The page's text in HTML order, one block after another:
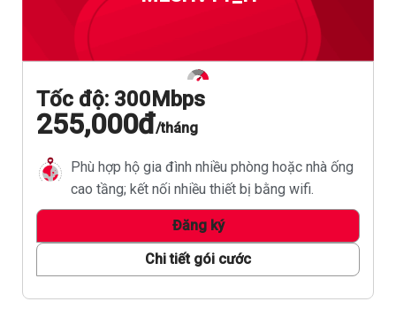
Tốc độ: 300Mbps
210,000đ/tháng
Phù hợp hộ gia đình nhiều phòng hoặc nhà ống
cao tầng; kết nối nhiều thiết bị bằng wifi.
Đăng ký
Chi tiết gói cước